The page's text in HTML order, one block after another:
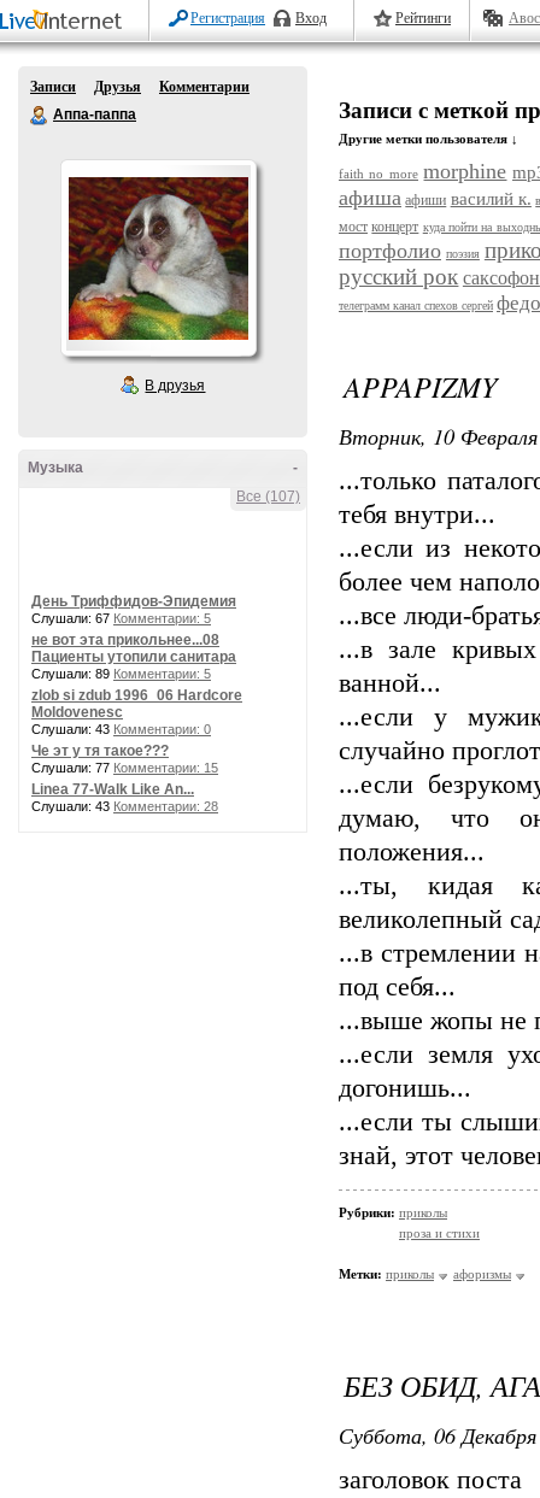
Регистрация Вход Рейтинги
Записи Друзья
Комментарии
Аппа-паппа
В друзья
-
Музыка
Все (107)
День Триффидов-Эпидемия
Слушали: 67 Комментарии: 5
не вот эта прикольнее...08
Пациенты утопили санитара
Слушали: 89 Комментарии: 5
zlob si zdub 1996_06 Hardcore
Moldovenesc
Слушали: 43 Комментарии: 0
Че эт у тя такое???
Слушали: 77 Комментарии: 15
Linea 77-Walk Like An...
Слушали: 43 Комментарии: 28
Записи с меткой
Другие метки пользователя ↓
faith no more morphine
афиша афиши василий к.
мост концерт куда пойти на
портфолио поэзия
русский рок саксофон
телеграмм канал спехов сергей
APPAPIZMY
Вторник, 10
...только
тебя внутри...
...если из
более чем
...все люди-
...в зале
ванной...
...если у
случайно
...если
думаю, что
положения...
...ты, кидая
великолепный
...в стремлении
под себя...
...выше жопы не
...если земля
догонишь...
...если ты
знай, этот
Рубрики: приколы
проза и стихи
Метки: приколы афоризмы
БЕЗ ОБИД,
Суббота, 06
заголовок поста